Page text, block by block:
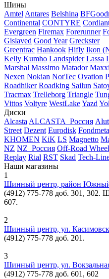
Шины
AmtelAntares Belshina
Continental CONTYRE
Evergreen Firemax Forerunner
Gislaved Good Year Greckster
Greentrac Hankook Hifly Ikon
Kelly Kumho Landspider Lassa
Marshal Massimo Matador
Nexen Nokian NorTec Ovation
Roadhiker Roadking Sailun
Tracmax Trelleborg Triangle
Vittos Voltyre WestLakeYazd
Диски
AlcastaALCASTA_Россия
Street Dezent Eurodisk
KHOMEN KiK LS Magnetto
NZ NZ_Россия Off-Road
Replay Rial RST Skad Tech-
Наши магазины
1
Шинный центр, район Южный
(4912) 775-778 доб. 301, 302.
607.
2
Шинный центр, ул.
(4912) 775-778 доб. 201.
3
Шинный центр, ул.
(4912) 775-778 доб. 601, 602